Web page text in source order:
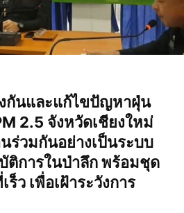
กันและแก้ไขปัญหาฝุ่น
2.5 จังหวัดเชียงใหม่
ร่วมกันอย่างเป็นระบบ
ติการในป่าลึก พร้อมชุด
ว เพื่อเฝ้าระวังการ